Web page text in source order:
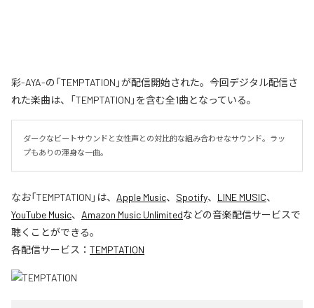
彩-AYA-の「TEMPTATION」が配信開始された。今回デジタル配信さ
れた楽曲は、「TEMPTATION」を含む全1曲となっている。
ダークなビートサウンドと女性声との対比的な組み合わせなサウンド。ラッ
プもありの渾身な一曲。
なお「TEMPTATION 」は、 Apple Music、 Spotify、 LINE MUSIC、
YouTube Music、 Amazon Music Unlimitedなどの音楽配信サービスで
聴くことができる。
各配信サービス： TEMPTATION